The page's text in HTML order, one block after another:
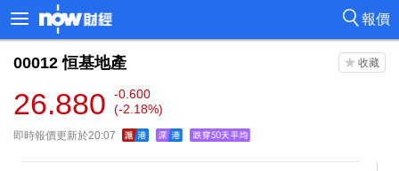
報價
00012 恒基地產
26.880
-0.600
(-2.18%)
即時報價更新於20:07